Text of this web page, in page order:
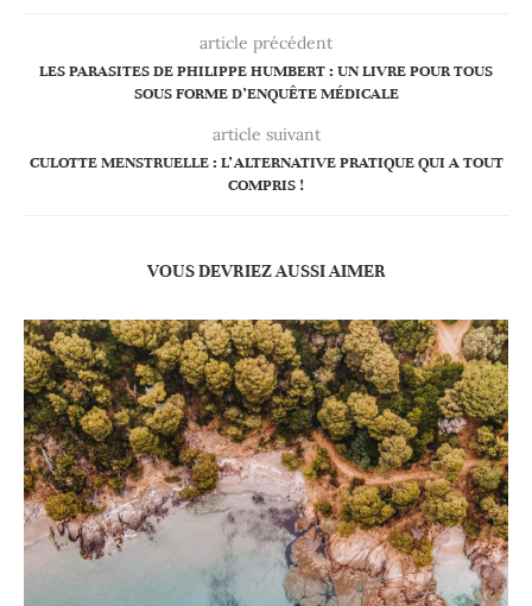
article précédent
LES PARASITES DE PHILIPPE HUMBERT : UN LIVRE POUR TOUS
SOUS FORME D’ENQUÊTE MÉDICALE
article suivant
CULOTTE MENSTRUELLE : L’ALTERNATIVE PRATIQUE QUI A TOUT
COMPRIS !
VOUS DEVRIEZ AUSSI AIMER